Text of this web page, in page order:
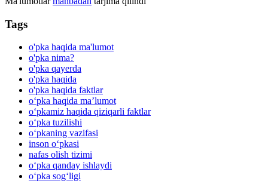
Tags
o'pka haqida ma'lumot
o'pka nima?
o'pka qayerda
o'pka haqida
o'pka haqida faktlar
o‘pka haqida ma’lumot
o‘pkamiz haqida qiziqarli faktlar
o‘pka tuzilishi
o‘pkaning vazifasi
inson o‘pkasi
nafas olish tizimi
o‘pka qanday ishlaydi
o‘pka sog‘ligi